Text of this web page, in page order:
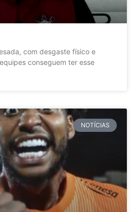
com desgaste físico e
conseguem ter esse
NOTÍCIAS